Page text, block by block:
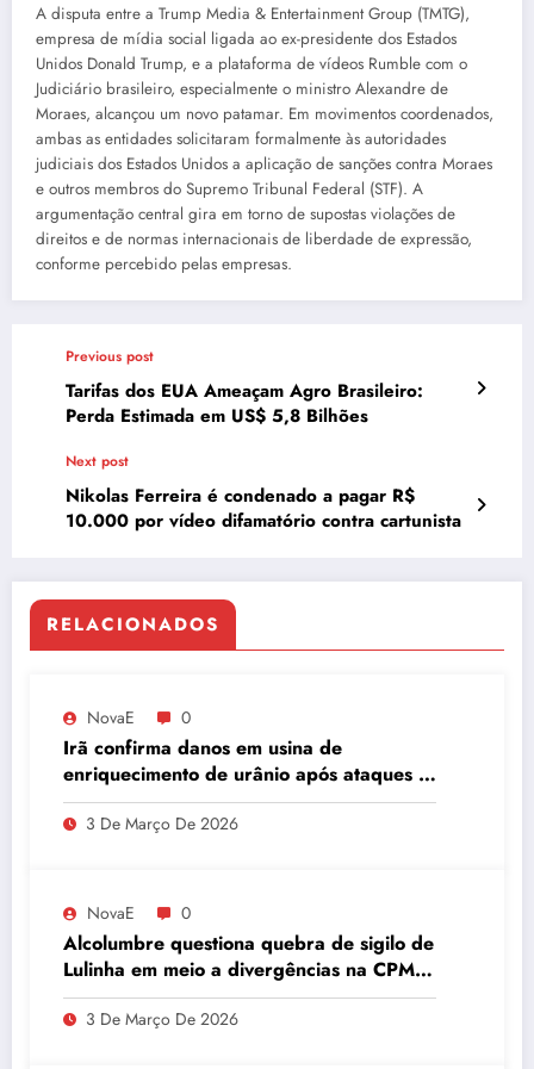
A disputa entre a Trump Media & Entertainment Group (TMTG),
empresa de mídia social ligada ao ex-presidente dos Estados
Unidos Donald Trump, e a plataforma de vídeos Rumble com o
Judiciário brasileiro, especialmente o ministro Alexandre de
Moraes, alcançou um novo patamar. Em movimentos coordenados,
ambas as entidades solicitaram formalmente às autoridades
judiciais dos Estados Unidos a aplicação de sanções contra Moraes
e outros membros do Supremo Tribunal Federal (STF). A
argumentação central gira em torno de supostas violações de
direitos e de normas internacionais de liberdade de expressão,
conforme percebido pelas empresas.
Previous post
Tarifas dos EUA Ameaçam Agro Brasileiro:
Perda Estimada em US$ 5,8 Bilhões
Next post
Nikolas Ferreira é condenado a pagar R$
10.000 por vídeo difamatório contra cartunista
RELACIONADOS
NovaE 0
Irã confirma danos em usina de
enriquecimento de urânio após ataques e
embaixador evita detalhes sobre
quantidade de urânio enriquecido
3 De Março De 2026
NovaE 0
Alcolumbre questiona quebra de sigilo de
Lulinha em meio a divergências na CPMI
do INSS
3 De Março De 2026